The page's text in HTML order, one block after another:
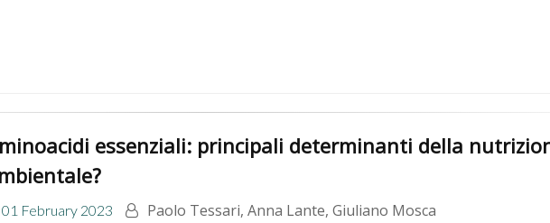
essenziali: principali determinanti della
01 February 2023 Paolo Tessari, Anna Lante, Giuliano Mosca